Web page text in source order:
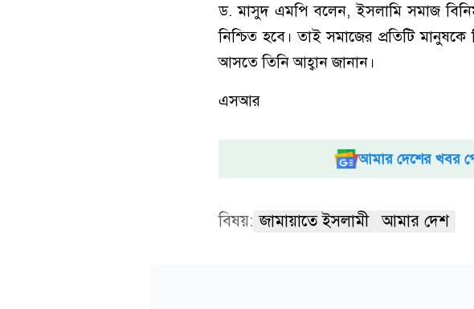
ড. মাসুদ এমপি বলেন, ইসলামি সমাজ
নিশ্চিত হবে। তাই সমাজের প্রতিটি
আসতে তিনি আহ্বান জানান।
এসআর
আমার দেশের খবর
বিষয়: জামায়াতে ইসলামী আমার দেশ